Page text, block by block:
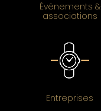
Événements &
associations
Entreprises